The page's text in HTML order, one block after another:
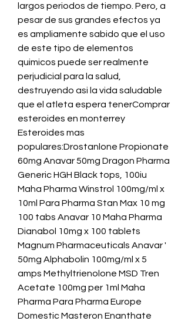
largos periodos de tiempo. Pero, a
pesar de sus grandes efectos ya
es ampliamente sabido que el uso
de este tipo de elementos
quimicos puede ser realmente
perjudicial para la salud,
destruyendo asi la vida saludable
que el atleta espera tenerComprar
esteroides en monterrey
Esteroides mas
populares:Drostanlone Propionate
60mg Anavar 50mg Dragon Pharma
Generic HGH Black tops, 100iu
Maha Pharma Winstrol 100mg/ml x
10ml Para Pharma Stan Max 10 mg
100 tabs Anavar 10 Maha Pharma
Dianabol 10mg x 100 tablets
Magnum Pharmaceuticals Anavar '
50mg Alphabolin 100mg/ml x 5
amps Methyltrienolone MSD Tren
Acetate 100mg per 1ml Maha
Pharma Para Pharma Europe
Domestic Masteron Enanthate